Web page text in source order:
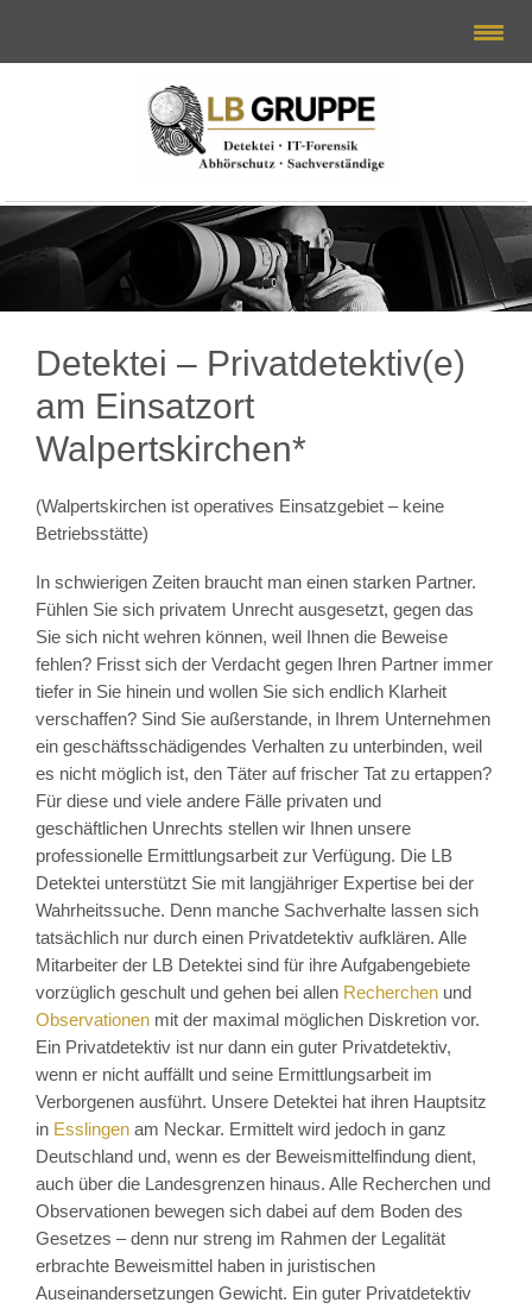
Detektei – Privatdetektiv(e)
am Einsatzort
Walpertskirchen*
(Walpertskirchen ist operatives Einsatzgebiet – keine
Betriebsstätte)
In schwierigen Zeiten braucht man einen starken Partner.
Fühlen Sie sich privatem Unrecht ausgesetzt, gegen das
Sie sich nicht wehren können, weil Ihnen die Beweise
fehlen? Frisst sich der Verdacht gegen Ihren Partner immer
tiefer in Sie hinein und wollen Sie sich endlich Klarheit
verschaffen? Sind Sie außerstande, in Ihrem Unternehmen
ein geschäftsschädigendes Verhalten zu unterbinden, weil
es nicht möglich ist, den Täter auf frischer Tat zu ertappen?
Für diese und viele andere Fälle privaten und
geschäftlichen Unrechts stellen wir Ihnen unsere
professionelle Ermittlungsarbeit zur Verfügung. Die LB
Detektei unterstützt Sie mit langjähriger Expertise bei der
Wahrheitssuche. Denn manche Sachverhalte lassen sich
tatsächlich nur durch einen Privatdetektiv aufklären. Alle
Mitarbeiter der LB Detektei sind für ihre Aufgabengebiete
vorzüglich geschult und gehen bei allen Recherchen und
Observationen mit der maximal möglichen Diskretion vor.
Ein Privatdetektiv ist nur dann ein guter Privatdetektiv,
wenn er nicht auffällt und seine Ermittlungsarbeit im
Verborgenen ausführt. Unsere Detektei hat ihren Hauptsitz
in Esslingen am Neckar. Ermittelt wird jedoch in ganz
Deutschland und, wenn es der Beweismittelfindung dient,
auch über die Landesgrenzen hinaus. Alle Recherchen und
Observationen bewegen sich dabei auf dem Boden des
Gesetzes – denn nur streng im Rahmen der Legalität
erbrachte Beweismittel haben in juristischen
Auseinandersetzungen Gewicht. Ein guter Privatdetektiv